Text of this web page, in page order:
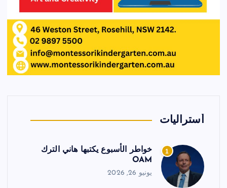
أستراليات
1
خواطر الأسبوع يكتبها هاني الترك
OAM
يونيو 26, 2026